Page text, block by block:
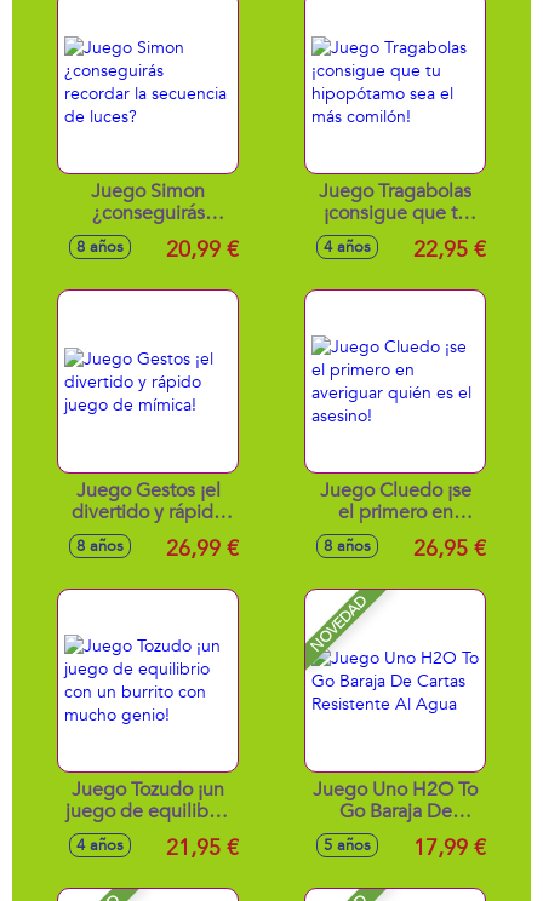
Juego Simon
¿conseguirás
recordar la
secuencia de
8 años 20,99 €
Juego Tragabolas
¡consigue que tu
hipopótamo sea el
más comilón!
4 años 22,95 €
Juego Gestos ¡el
divertido y rápido
juego de mímica!
8 años 26,99 €
Juego Cluedo ¡se
el primero en
averiguar quién es
el asesino!
8 años 26,95 €
Juego Tozudo ¡un
juego de equilibrio
con un burrito con
mucho genio!
4 años 21,95 €
NOVEDAD
Juego Uno H2O To
Go Baraja De
Cartas Resistente Al
Agua
5 años 17,99 €